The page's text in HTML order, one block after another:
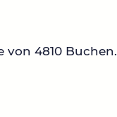
4810 Buchen.